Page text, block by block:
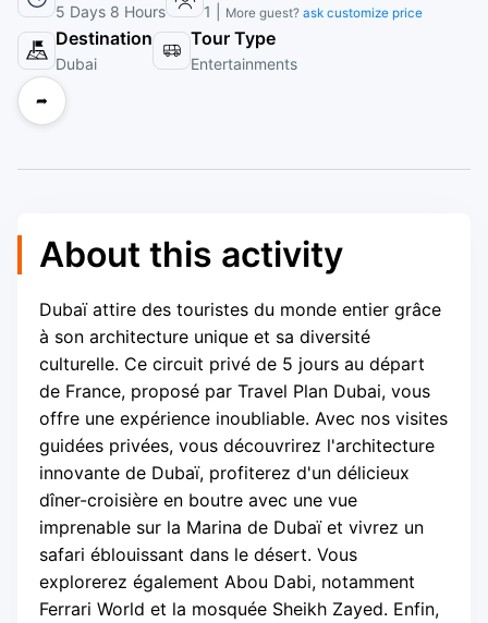
5 Days 8 Hours 1 | More guest? ask customize price
Destination
Dubai
Tour Type
Entertainments
➦
About this activity
Dubaï attire des touristes du monde entier grâce
à son architecture unique et sa diversité
culturelle. Ce circuit privé de 5 jours au départ
de France, proposé par Travel Plan Dubai, vous
offre une expérience inoubliable. Avec nos visites
guidées privées, vous découvrirez l'architecture
innovante de Dubaï, profiterez d'un délicieux
dîner-croisière en boutre avec une vue
imprenable sur la Marina de Dubaï et vivrez un
safari éblouissant dans le désert. Vous
explorerez également Abou Dabi, notamment
Ferrari World et la mosquée Sheikh Zayed. Enfin,